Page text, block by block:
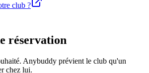
club ?
réservation
Anybuddy prévient le club qu'un
chez lui.